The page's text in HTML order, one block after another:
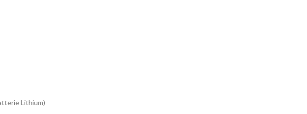
Lithium)